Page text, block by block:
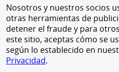
Nosotros y nuestros socios
otras herramientas de
detener el fraude y para
este sitio, aceptas cómo se
según lo establecido en
Privacidad.